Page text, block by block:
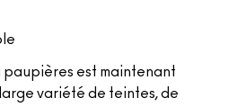
paupières est maintenant
variété de teintes, de